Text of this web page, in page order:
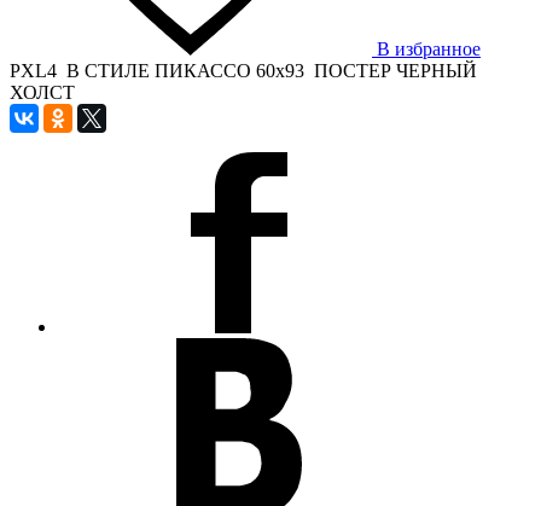
В избранное
PXL4 В СТИЛЕ ПИКАССО 60x93 ПОСТЕР ЧЕРНЫЙ
ХОЛСТ